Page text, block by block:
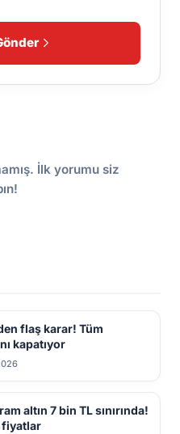
İlk yorumu siz
flaş karar! Tüm
kapatıyor
altın 7 bin TL sınırında!
fiyatlar